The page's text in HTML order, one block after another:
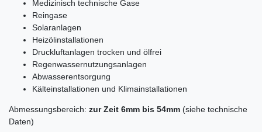
Medizinisch technische Gase
Reingase
Solaranlagen
Heizölinstallationen
Druckluftanlagen trocken und ölfrei
Regenwassernutzungsanlagen
Abwasserentsorgung
Kälteinstallationen und Klimainstallationen
Abmessungsbereich: zur Zeit 6mm bis 54mm (siehe technische
Daten)